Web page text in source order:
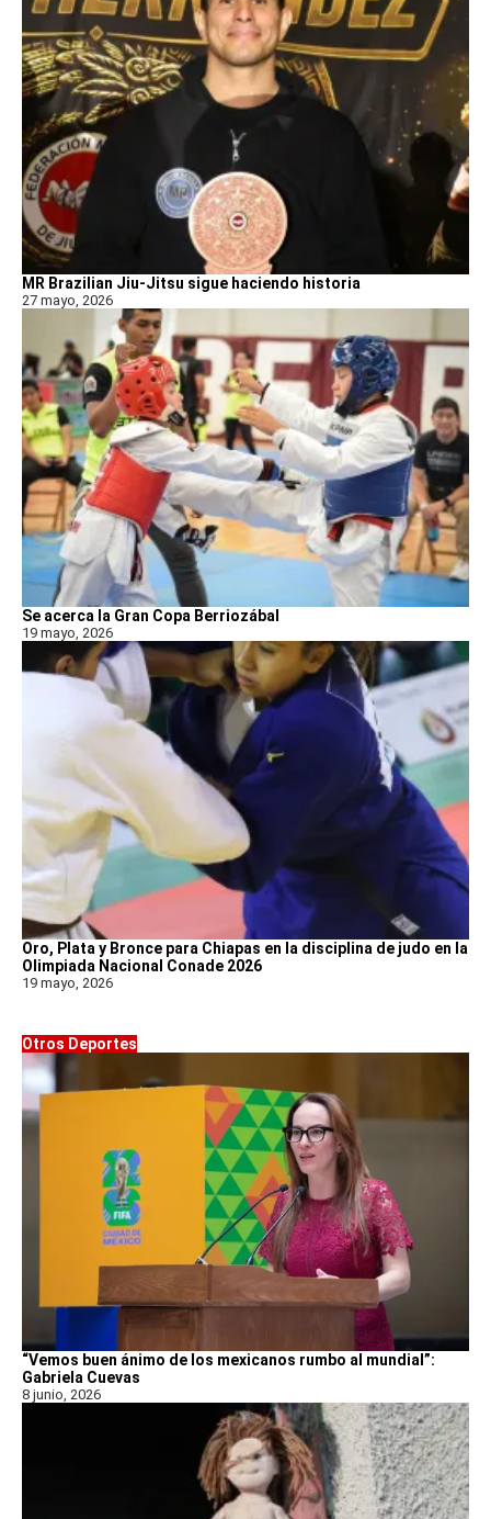
MR Brazilian Jiu-Jitsu sigue haciendo historia
27 mayo, 2026
Se acerca la Gran Copa Berriozábal
19 mayo, 2026
Oro, Plata y Bronce para Chiapas en la disciplina de judo en la
Olimpiada Nacional Conade 2026
19 mayo, 2026
Otros Deportes
“Vemos buen ánimo de los mexicanos rumbo al mundial”:
Gabriela Cuevas
8 junio, 2026